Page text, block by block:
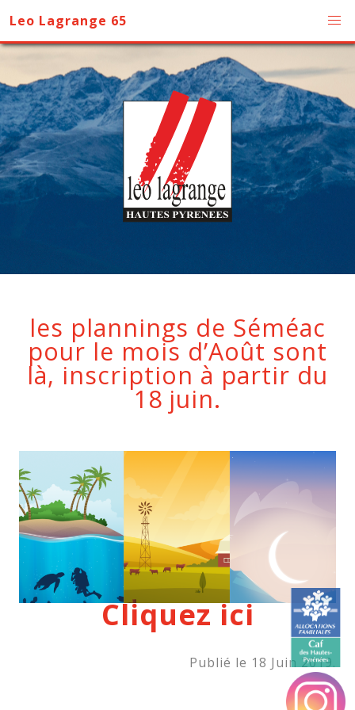
Leo Lagrange 65
les plannings de Séméac
pour le mois d’Août sont
là, inscription à partir du
18 juin.
Cliquez ici
Publié le 18 Juin 2019.